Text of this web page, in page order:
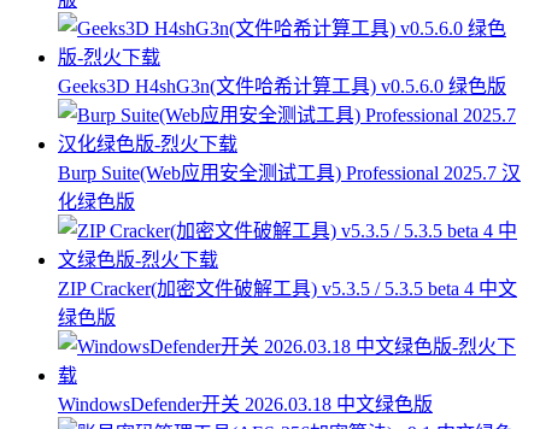
Geeks3D H4shG3n(文件哈希计算工具) v0.5.6.0 绿色版
Burp Suite(Web应用安全测试工具) Professional 2025.7 汉
化绿色版
ZIP Cracker(加密文件破解工具) v5.3.5 / 5.3.5 beta 4 中文
绿色版
WindowsDefender开关 2026.03.18 中文绿色版